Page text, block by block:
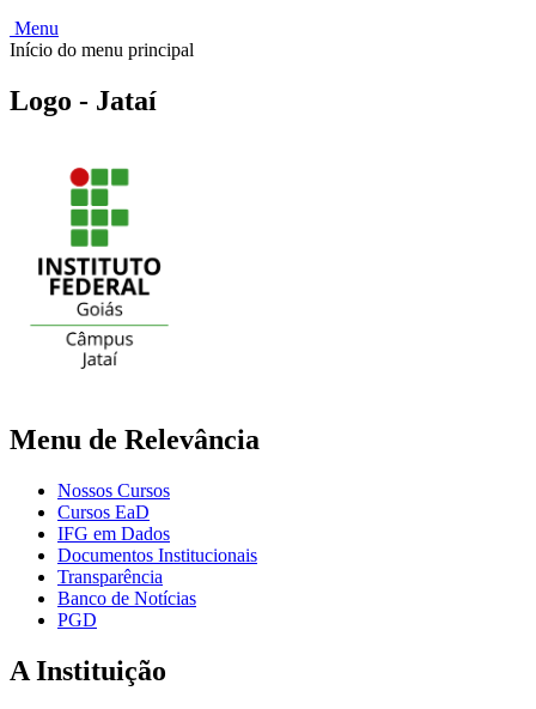
Menu
Início do menu principal
Logo - Jataí
Menu de Relevância
Nossos Cursos
Cursos EaD
IFG em Dados
Documentos Institucionais
Transparência
Banco de Notícias
PGD
A Instituição